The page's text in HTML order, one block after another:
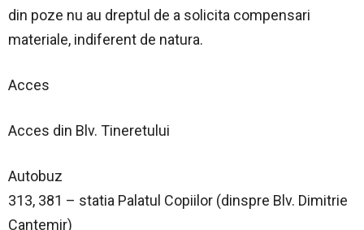
din poze nu au dreptul de a solicita compensari
materiale, indiferent de natura.
Acces
Acces din Blv. Tineretului
Autobuz
313, 381 – statia Palatul Copiilor (dinspre Blv. Dimitrie
Cantemir)